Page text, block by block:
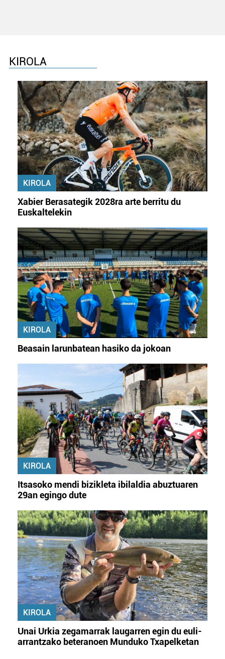
KIROLA
KIROLA
Xabier Berasategik 2028ra arte berritu du
Euskaltelekin
KIROLA
Beasain larunbatean hasiko da jokoan
KIROLA
Itsasoko mendi bizikleta ibilaldia abuztuaren
29an egingo dute
KIROLA
Unai Urkia zegamarrak laugarren egin du euli-
arrantzako beteranoen Munduko Txapelketan